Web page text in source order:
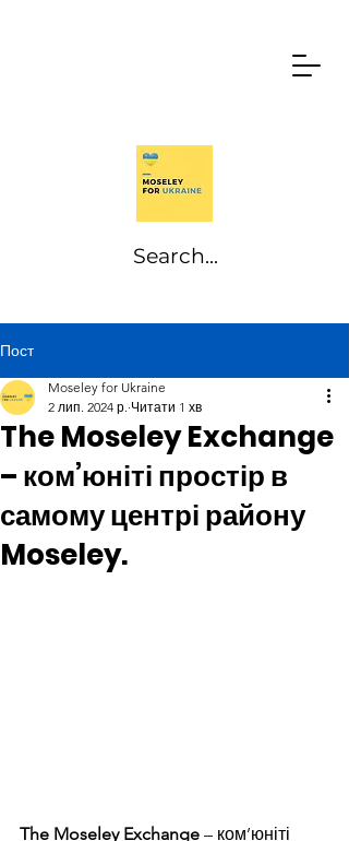
Пост
The Moseley Exchange
– ком’юніті простір в
самому центрі району
Moseley.
Moseley for Ukraine
2 лип. 2024 р. Читати 1 хв
The Moseley Exchange – ком’юніті